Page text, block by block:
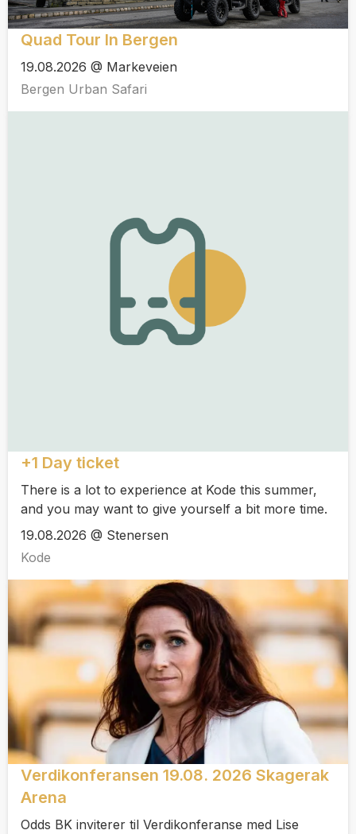
Quad Tour In Bergen
19.08.2026 @ Markeveien
Bergen Urban Safari
+1 Day ticket
There is a lot to experience at Kode this summer,
and you may want to give yourself a bit more time.
19.08.2026 @ Stenersen
Kode
Verdikonferansen 19.08. 2026 Skagerak
Arena
Odds BK inviterer til Verdikonferanse med Lise